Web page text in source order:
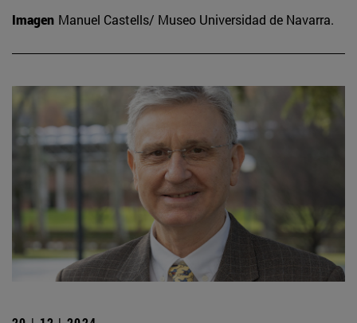
Imagen Manuel Castells/ Museo Universidad de Navarra.